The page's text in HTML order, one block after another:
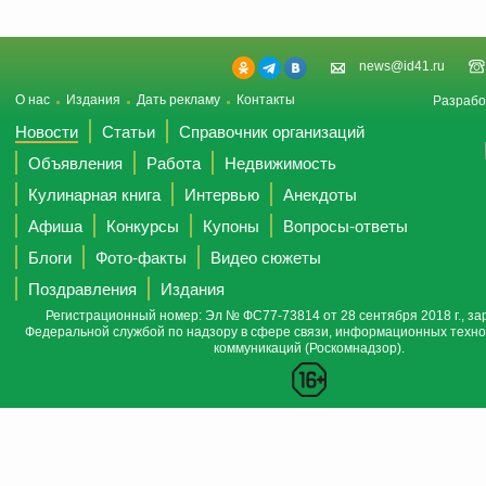
news@id41.ru
О нас Издания Дать рекламу Контакты
Новости Статьи
Справочник организаций
Объявления
Работа
Недвижимость
Кулинарная книга
Интервью
Анекдоты
Афиша
Конкурсы Купоны
Вопросы-ответы
Блоги
Фото-факты
Видео сюжеты
Поздравления
Издания
Регистрационный номер: Эл № ФС77-73814 от 28 сентября 2018 г.,
Федеральной службой по надзору в сфере связи, информационных
коммуникаций (Роскомнадзор).